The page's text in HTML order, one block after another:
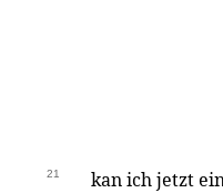
21 kan ich jetzt